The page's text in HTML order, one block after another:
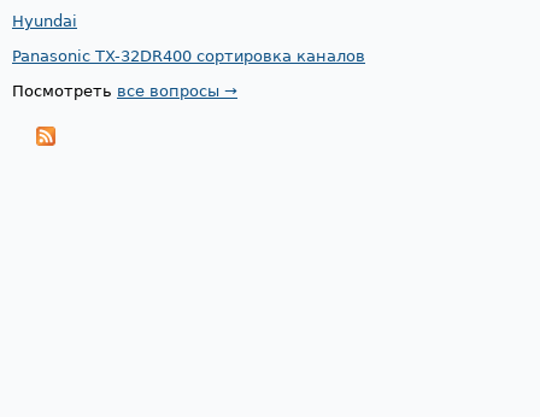
Hyundai
Panasonic TX-32DR400 сортировка каналов
Посмотреть все вопросы →